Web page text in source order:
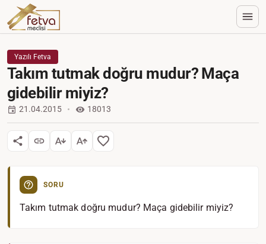
Yazılı Fetva
Takım tutmak doğru mudur? Maça
gidebilir miyiz?
21.04.2015 18013
SORU
Takım tutmak doğru mudur? Maça gidebilir miyiz?